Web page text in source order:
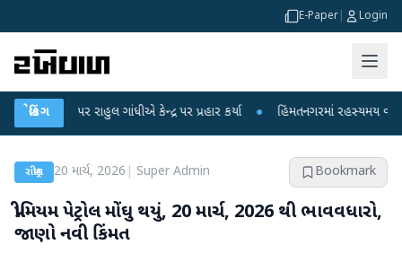
E-Paper Login
બ્રેકિંગ
પર રાહુલ ગાંધીએ કેન્દ્ર પર પ્રહાર કર્યા ● હિંમતનગરમાં રહસ્યમય વાયરસ કે
રાષ્ટ્રીય 20 માર્ચ, 2026 Super Admin Bookmark
પ્રીમિયમ પેટ્રોલ મોંઘુ થયું, 20 માર્ચ, 2026 થી ભાવવધારો,
જાણો નવી કિંમત